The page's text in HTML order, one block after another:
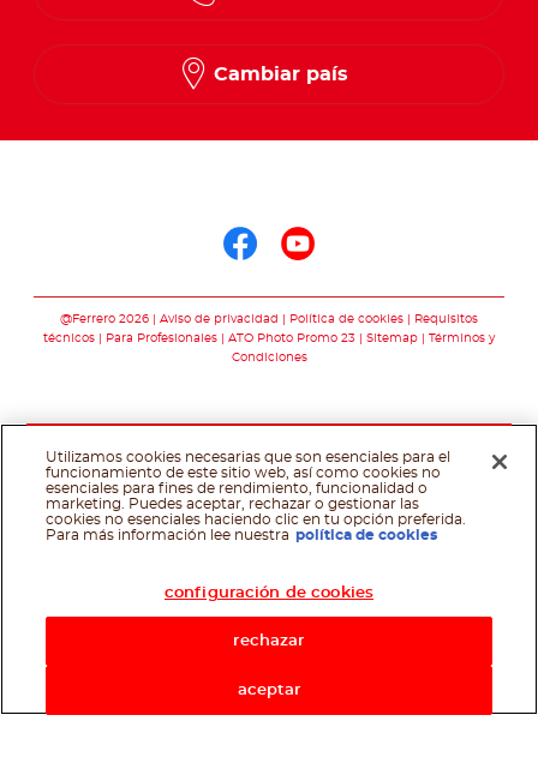
Asistente de recetas
Cambiar país
@Ferrero 2026 Aviso de privacidad Política de cookies
Requisitos
técnicos
Para Profesionales ATO Photo Promo 23 Sitemap
Términos y
Condiciones
Utilizamos cookies necesarias que son esenciales para el
funcionamiento de este sitio web, así como cookies no
esenciales para fines de rendimiento, funcionalidad o
marketing. Puedes aceptar, rechazar o gestionar las
cookies no esenciales haciendo clic en tu opción preferida.
Para más información lee nuestra política de cookies
configuración de cookies
rechazar
aceptar